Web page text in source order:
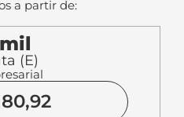
a partir de:
(E)